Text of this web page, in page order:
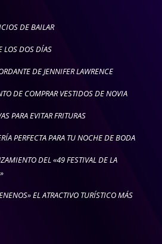
DE BAILAR
LOS DOS DÍAS
DE JENNIFER LAWRENCE
DE COMPRAR VESTIDOS DE NOVIA
PARA EVITAR FRITURAS
PERFECTA PARA TU NOCHE DE BODA
DEL «49 FESTIVAL DE LA
EL ATRACTIVO TURÍSTICO MÁS